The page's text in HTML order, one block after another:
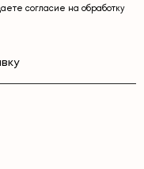
согласие на обработку